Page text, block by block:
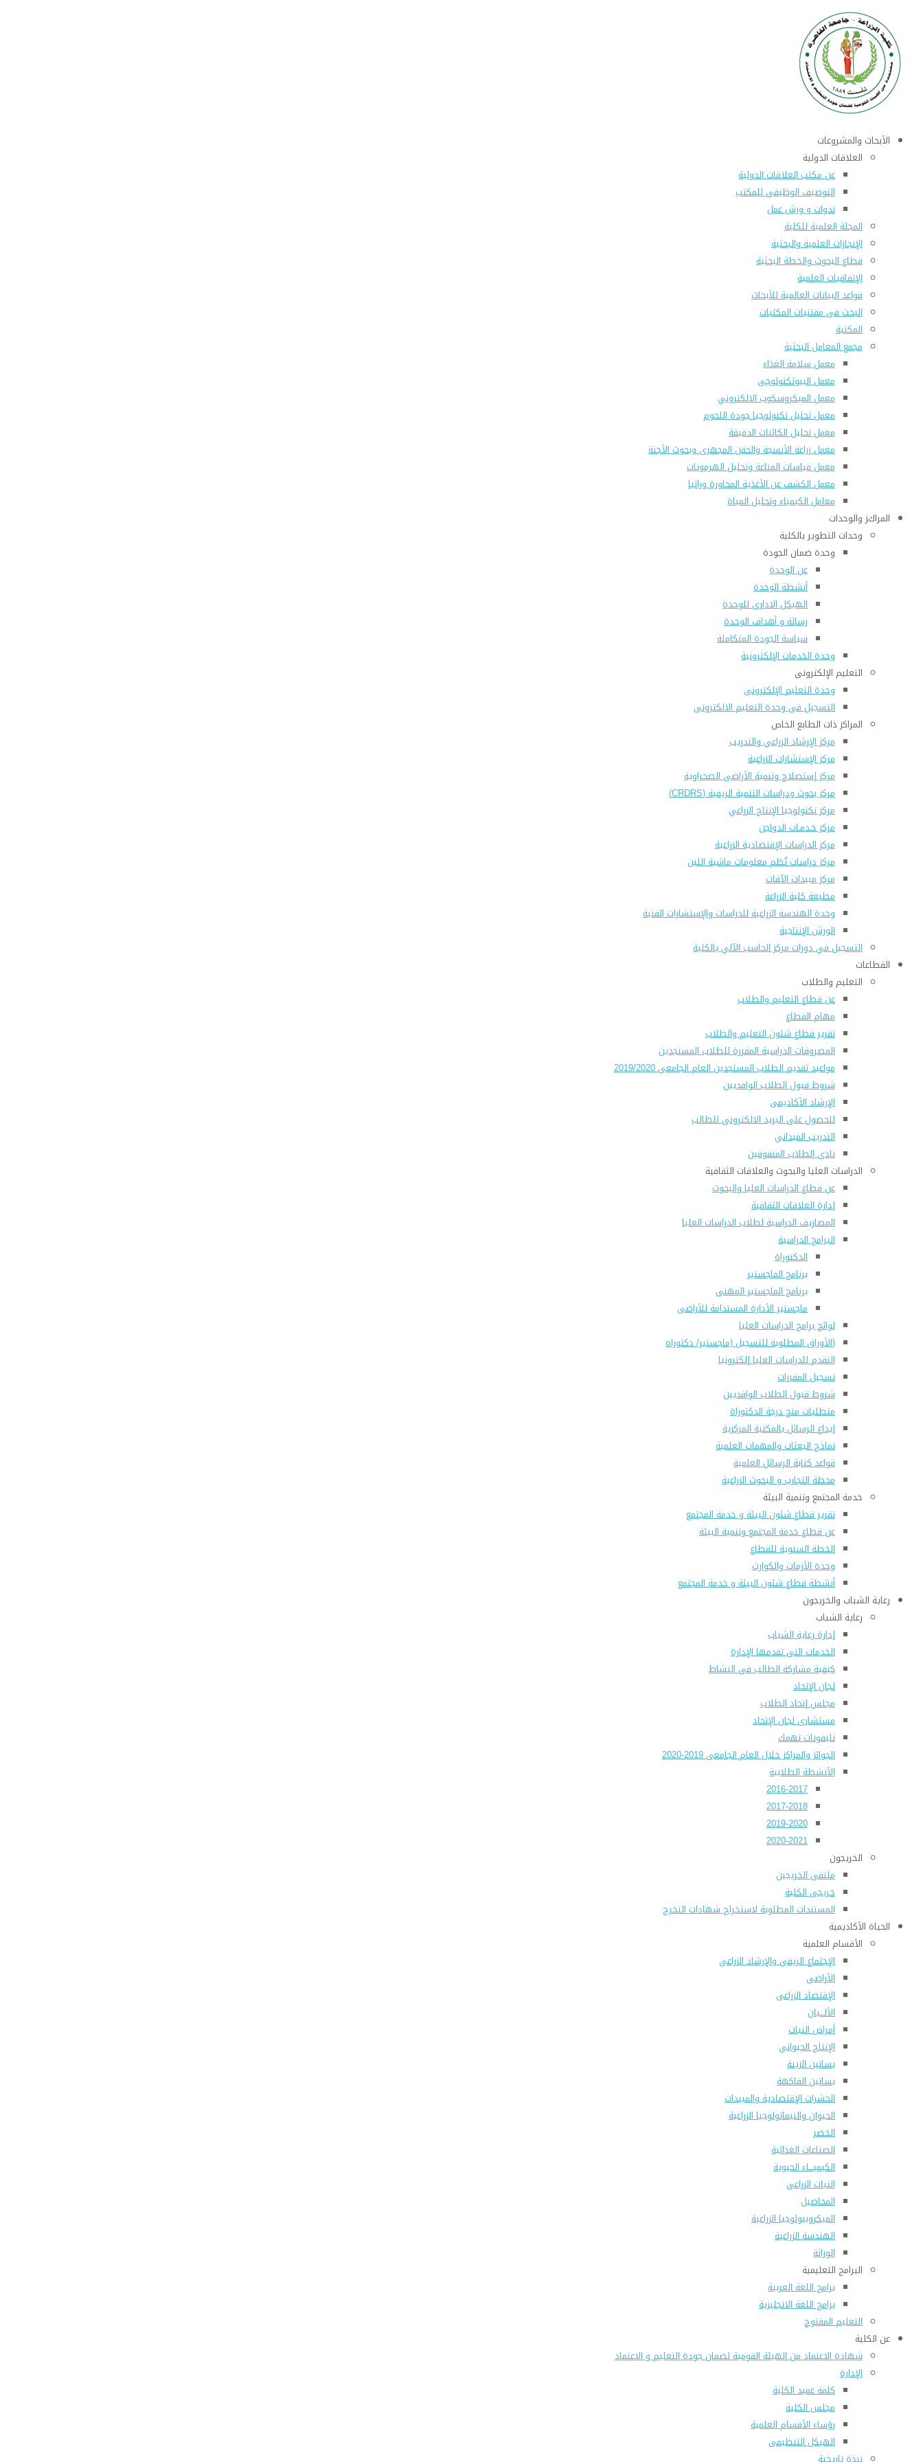
الأبحاث والمشروعات
العلاقات الدولية
عن مكتب العلاقات الدولية
التوصيف الوظيفى للمكتب
ندوات و ورش عمل
المجلة العلمية للكلية
الإنجازات العلمية والبحثية
قطاع البحوث والخطة البحثية
الإتفاقيات العلمية
قواعد البيانات العالمية للأبحاث
البحث فى مقتنيات المكتبات
المكتبة
مجمع المعامل البحثية
معمل سلامة الغذاء
معمل البيوتكنولوجى
معمل الميكروسكوب الالكتروني
معمل تحليل تكنولوجيا جودة اللحوم
معمل تحليل الكائنات الدقيقة
معمل زراعة الأنسجة والحقن المجهرى وبحوث الأجنة
معمل قياسات المناعة وتحليل الهرمونات
معمل الكشف عن الأغذية المحاورة وراثيا
معامل الكيمياء وتحليل المياة
المراكز والوحدات
وحدات التطوير بالكلية
وحدة ضمان الجودة
عن الوحدة
أنشطة الوحدة
الهيكل الادارى للوحدة
رسالة و أهداف الوحدة
سياسة الجودة المتكاملة
وحدة الخدمات الإلكترونية
التعليم الإلكترونى
وحدة التعليم الإلكترونى
التسجيل فى وحدة التعليم الالكترونى
المراكز ذات الطابع الخاص
مركز الإرشاد الزراعي والتدريب
مركز الإستشارات الزراعية
مركز إستصلاح وتنمية الأراضى الصحراوية
مركز بحوث ودراسات التنمية الريفية (CRDRS)
مركز تكنولوجيا الإنتاج الزراعي
مركز خـدمـات الدواجن
مركز الدراسات الإقتصادية الزراعية
مركز دراسات نُظم معلومات ماشية اللبن
مركز مبيدات الآفات
مطبعة كلية الزراعة
وحدة الهندسة الزراعية للدراسات والإستشارات الفنية
الورش الإنتاجية
التسجيل في دورات مركز الحاسب الآلي بالكلية
القطاعات
التعليم والطلاب
عن قطاع التعليم والطلاب
مهام القطاع
تقرير قطاع شئون التعليم والطلاب
المصروفات الدراسية المقررة للطلاب المستجدين
مواعيد تقديم الطلاب المستجدين العام الجامعى 2019/2020
شروط قبول الطلاب الوافديين
الإرشاد الأكاديمى
للحصول على البريد الالكترونى للطالب
التدريب الميداني
نادى الطلاب المتفوقين
الدراسات العليا والبحوث والعلاقات الثقافية
عن قطاع الدراسات العليا والبحوث
إدارة العلاقات الثقافية
المصاريف الدراسية لطلاب الدراسات العليا
البرامج الدراسية
الدكتوراة
برنامج الماجستير
برنامج الماجستير المهنى
ماجستير الأدارة المستدامة للأراضى
لوائح برامج الدراسات العليا
(الأوراق المطلوبة للتسجيل (ماجستير/ دكتوراه
التقدم للدراسات العليا إلكترونيا
تسجيل المقررات
شروط قبول الطلاب الوافديين
متطلبات منح درجة الدكتوراة
إيداع الرسائل بالمكتبة المركزية
نماذج البعثات والمهمات العلمية
قواعد كتابة الرسائل العلمية
محطة التجارب و البحوث الزراعية
خدمة المجتمع وتنمية البيئة
تقرير قطاع شئون البيئة و خدمة المجتمع
عن قطاع خدمة المجتمع وتنمية البيئة
الخطة السنوية للقطاع
وحدة الأزمات والكوارث
أنشطة قطاع شئون البيئة و خدمة المجتمع
رعاية الشباب والخريجون
رعاية الشباب
إدارة رعاية الشباب
الخدمات التى تقدمها الإدارة
كيفية مشاركة الطالب فى النشاط
لجان الإتحاد
مجلس إتحاد الطلاب
مستشارى لجان الإتحاد
تليفونات تهمك
الجوائز والمراكز خلال العام الجامعى 2019-2020
الأنشطة الطلابية
2016-2017
2017-2018
2019-2020
2020-2021
الخريجون
ملتقى الخريجين
خريجى الكلية
المستندات المطلوبة لاستخراج شهادات التخرج
الحياة الأكاديمية
الأقسام العلمية
الإجتماع الريفي والإرشاد الزراعي
الأراضى
الإقتصاد الزراعى
الألـــبان
أمراض النبات
الإنتاج الحيواني
بساتين الزينة
بساتين الفاكهة
الحشرات الإقتصادية والمبيدات
الحيوان والنيماتولوجيا الزراعية
الخضر
الصناعات الغذائية
الكيميـــاء الحيوية
النبات الزراعى
المحاصيل
الميكروبيولوجيا الزراعية
الهندسة الزراعية
الوراثة
البرامج التعليمية
برامج اللغة العربية
برامج اللغة الانجليزية
التعليم المفتوح
عن الكلية
شهادة الاعتماد من الهيئة القومية لضمان جودة التعليم و الاعتماد
الإدارة
كلمة عميد الكلية
مجلس الكلية
رؤساء الأقسام العلمية
الهيكل التنظيمى